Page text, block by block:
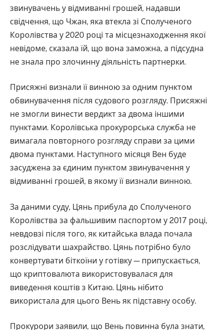
звинувачень у відмиванні грошей, надавши
свідчення, що Чжан, яка втекла зі Сполученого
Королівства у 2020 році та місцезнаходження якої
невідоме, сказала їй, що вона заможна, а підсудна
не знала про злочинну діяльність партнерки.
Присяжні визнали її винною за одним пунктом
обвинувачення після судового розгляду. Присяжні
не змогли винести вердикт за двома іншими
пунктами. Королівська прокурорська служба не
вимагала повторного розгляду справи за цими
двома пунктами. Наступного місяця Вен буде
засуджена за єдиним пунктом звинувачення у
відмиванні грошей, в якому її визнали винною.
За даними суду, Цянь прибула до Сполученого
Королівства за фальшивим паспортом у 2017 році,
невдовзі після того, як китайська влада почала
розслідувати шахрайство. Цянь потрібно було
конвертувати біткоїни у готівку — припускається,
що криптовалюта використовувалася для
виведення коштів з Китаю. Цянь нібито
використала для цього Вень як підставну особу.
Прокурори заявили, що Вень повинна була знати,